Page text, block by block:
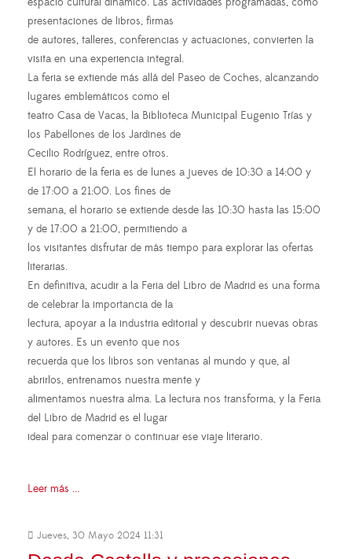
presentaciones de libros, firmas
de autores, talleres, conferencias y actuaciones, convierten la
visita en una experiencia integral.
La feria se extiende más allá del Paseo de Coches, alcanzando
lugares emblemáticos como el
teatro Casa de Vacas, la Biblioteca Municipal Eugenio Trías y
los Pabellones de los Jardines de
Cecilio Rodríguez, entre otros.
El horario de la feria es de lunes a jueves de 10:30 a 14:00 y
de 17:00 a 21:00. Los fines de
semana, el horario se extiende desde las 10:30 hasta las 15:00
y de 17:00 a 21:00, permitiendo a
los visitantes disfrutar de más tiempo para explorar las ofertas
literarias.
En definitiva, acudir a la Feria del Libro de Madrid es una forma
de celebrar la importancia de la
lectura, apoyar a la industria editorial y descubrir nuevas obras
y autores. Es un evento que nos
recuerda que los libros son ventanas al mundo y que, al
abrirlos, entrenamos nuestra mente y
alimentamos nuestra alma. La lectura nos transforma, y la Feria
del Libro de Madrid es el lugar
ideal para comenzar o continuar ese viaje literario.
Leer más ...
Jueves, 30 Mayo 2024 11:31